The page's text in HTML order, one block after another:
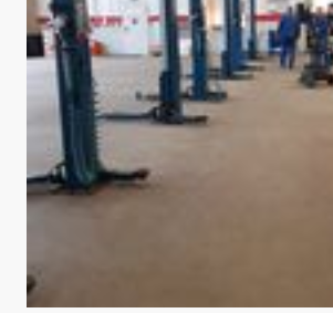
8
-
1
5
8
.